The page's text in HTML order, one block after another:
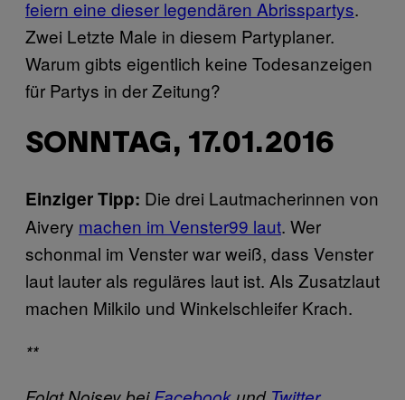
feiern eine dieser legendären Abrisspartys.
Zwei Letzte Male in diesem Partyplaner.
Warum gibts eigentlich keine Todesanzeigen
für Partys in der Zeitung?
SONNTAG, 17.01.2016
Einziger Tipp: Die drei Lautmacherinnen von
Aivery machen im Venster99 laut. Wer
schonmal im Venster war weiß, dass Venster
laut lauter als reguläres laut ist. Als Zusatzlaut
machen Milkilo und Winkelschleifer Krach.
**